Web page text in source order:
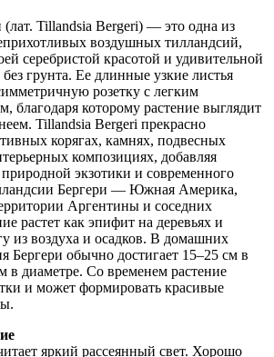
(лат. Tillandsia Bergeri) — это одна из
воздушных тилландсий,
серебристой красотой и удивительной
грунта. Ее длинные узкие листья
розетку с легким
благодаря которому растение выглядит
Tillandsia Bergeri прекрасно
корягах, камнях, подвесных
композициях, добавляя
экзотики и современного
Бергери — Южная Америка,
Аргентины и соседних
растет как эпифит на деревьях и
из воздуха и осадков. В домашних
Бергери обычно достигает 15–25 см в
в диаметре. Со временем растение
и может формировать красивые
яркий рассеянный свет. Хорошо